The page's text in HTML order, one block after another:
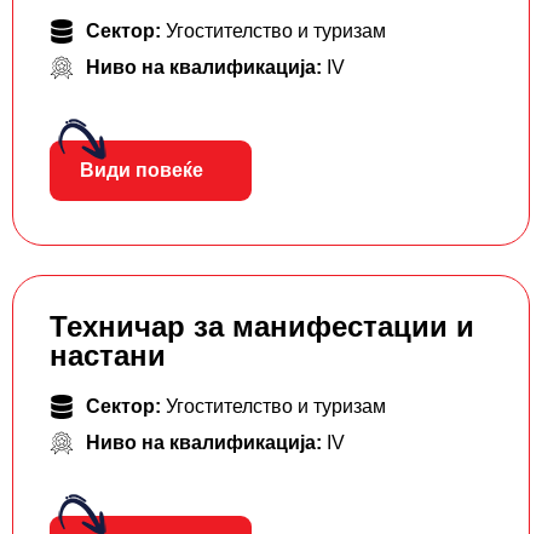
Сектор: Угостителство и туризам
Ниво на квалификација: IV
Види повеќе
Техничар за манифестации и
настани
Сектор: Угостителство и туризам
Ниво на квалификација: IV